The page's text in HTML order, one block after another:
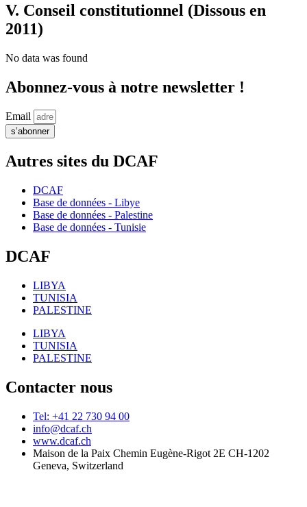
V. Conseil constitutionnel (Dissous en
2011)
No data was found
Abonnez-vous à notre newsletter !
Email
s’abonner
Autres sites du DCAF
DCAF
Base de données - Libye
Base de données - Palestine
Base de données - Tunisie
DCAF
LIBYA
TUNISIA
PALESTINE
LIBYA
TUNISIA
PALESTINE
Contacter nous
Tel: +41 22 730 94 00
info@dcaf.ch
www.dcaf.ch
Maison de la Paix Chemin Eugène-Rigot 2E CH-1202
Geneva, Switzerland